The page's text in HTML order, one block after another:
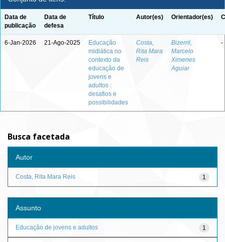
Data de
publicação
Data de
defesa
Título Autor(es) Orientador(es)
6-Jan-2026 21-Ago-2025
Educação
midiática no
contexto da
educação de
jovens e
adultos :
desafios e
possibilidades
Costa,
Rita Mara
Reis
Bizerril,
Marcelo
Ximenes
Aguiar
-
Busca facetada
Autor
1
Costa, Rita Mara Reis
Assunto
1
Educação de jovens e adultos